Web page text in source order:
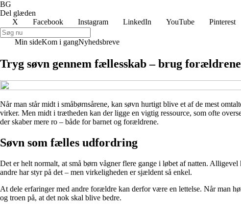
BG
Del glæden
X
Facebook Instagram LinkedIn YouTube Pinterest
Min sideKom i gangNyhedsbreve
Tryg søvn gennem fællesskab – brug
Når man står midt i småbørnsårene, kan søvn hurtigt blive et af de mest
virker. Men midt i trætheden kan der ligge en vigtig ressource, som ofte
der skaber mere ro – både for barnet og forældrene.
Søvn som fælles udfordring
Det er helt normalt, at små børn vågner flere gange i løbet af natten.
andre har styr på det – men virkeligheden er sjældent så enkel.
At dele erfaringer med andre forældre kan derfor være en lettelse. Når man
og troen på, at det nok skal blive bedre.